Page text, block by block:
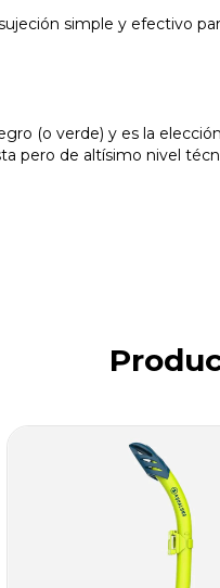
simple y efectivo
(o verde) y es la
pero de altísimo nivel